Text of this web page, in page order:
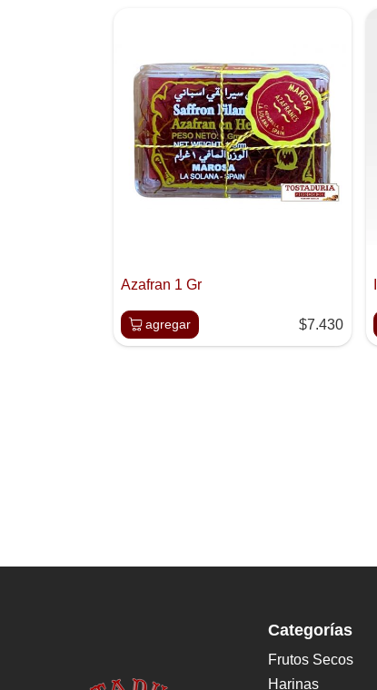
Azafran 1 Gr
agregar $7.430
Categorías
Frutos Secos
Harinas